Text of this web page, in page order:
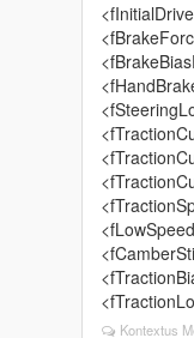
Kontextus